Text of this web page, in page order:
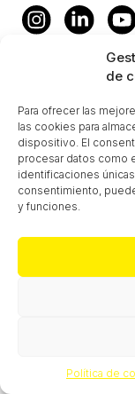
de
Para ofrecer las
las cookies para
dispositivo. El
procesar datos como
identificaciones
consentimiento,
y funciones.
Política de